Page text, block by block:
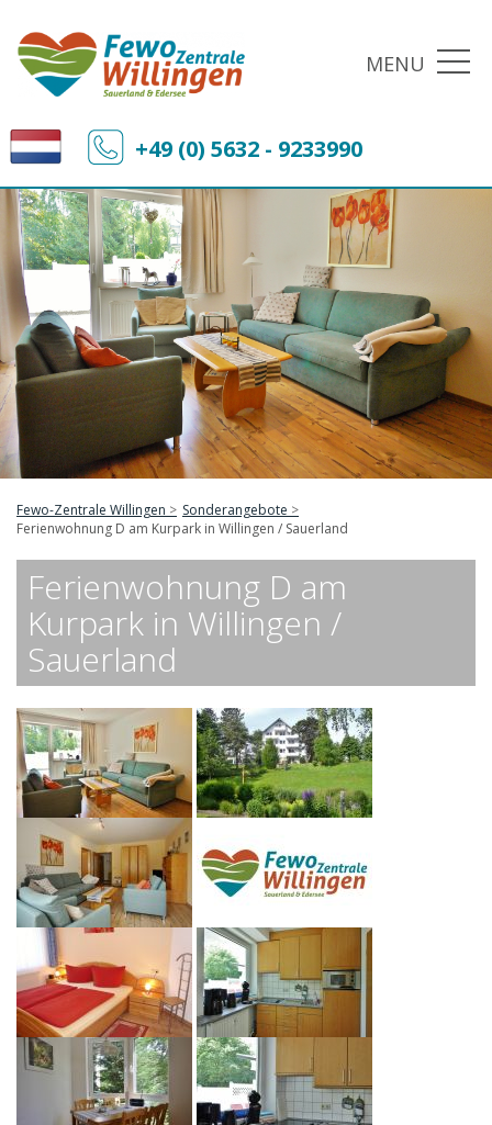
MENU
+49 (0) 5632 - 9233990
Fewo-Zentrale Willingen
Sonderangebote
Ferienwohnung D am Kurpark in Willingen / Sauerland
Ferienwohnung D am
Kurpark in Willingen /
Sauerland